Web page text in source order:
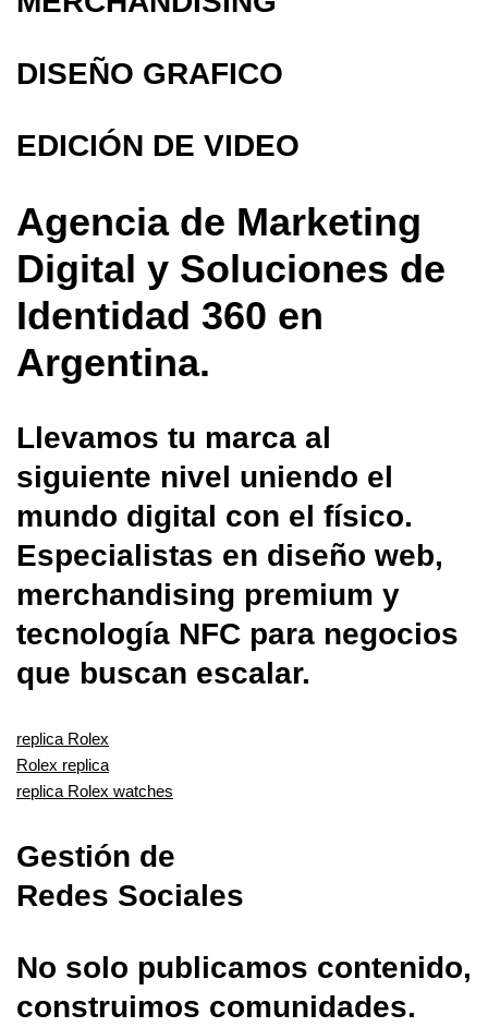
DISEÑO GRAFICO
EDICIÓN DE VIDEO
Agencia de Marketing
Digital y Soluciones de
Identidad 360 en
Argentina.
Llevamos tu marca al
siguiente nivel uniendo el
mundo digital con el físico.
Especialistas en diseño web,
merchandising premium y
tecnología NFC para negocios
que buscan escalar.
replica Rolex
Rolex replica
replica Rolex watches
Gestión de
Redes Sociales
No solo publicamos contenido,
construimos comunidades.